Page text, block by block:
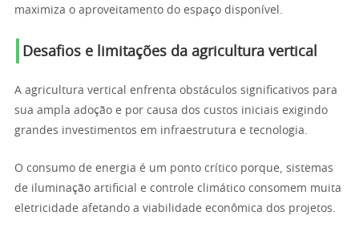
maximiza o aproveitamento do espaço disponível.
Desafios e limitações da agricultura vertical
A agricultura vertical enfrenta obstáculos significativos para
sua ampla adoção e por causa dos custos iniciais exigindo
grandes investimentos em infraestrutura e tecnologia.
O consumo de energia é um ponto crítico porque, sistemas
de iluminação artificial e controle climático consomem muita
eletricidade afetando a viabilidade econômica dos projetos.